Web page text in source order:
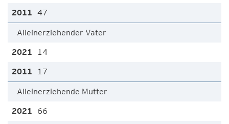
47
Alleinerziehender Vater
14
17
Alleinerziehende Mutter
66